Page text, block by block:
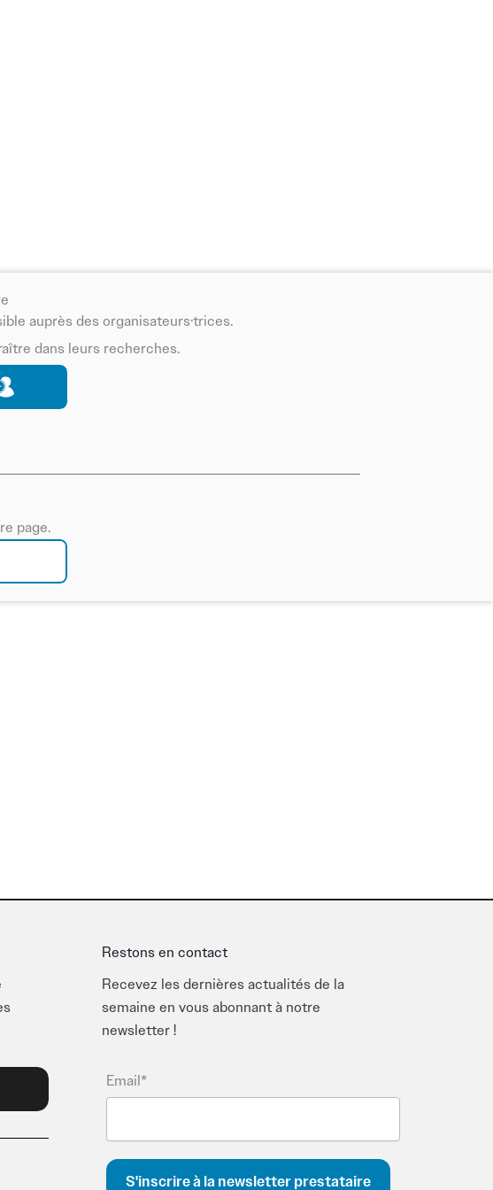
reste
auprès des organisateurs·trices.
dans leurs recherches.
page.
Restons en contact
Recevez les dernières actualités de la
semaine en vous abonnant à notre
newsletter !
Email*